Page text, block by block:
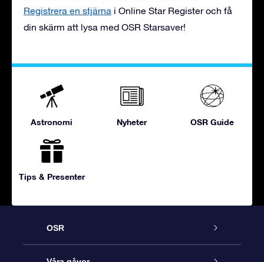
Registrera en stjärna i Online Star Register och få
din skärm att lysa med OSR Starsaver!
Astronomi Nyheter OSR Guide
Tips & Presenter
OSR